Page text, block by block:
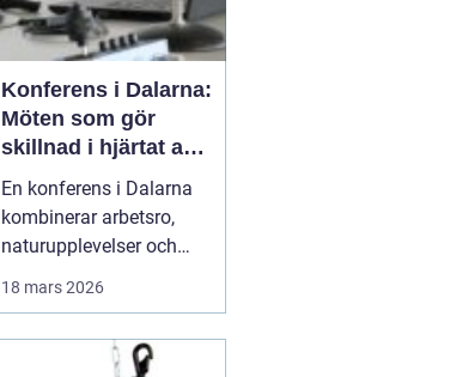
Konferens i Dalarna:
Möten som gör
skillnad i hjärtat av
sverige
En konferens i Dalarna
kombinerar arbetsro,
naturupplevelser och
Regionen erbjuder en
18 mars 2026